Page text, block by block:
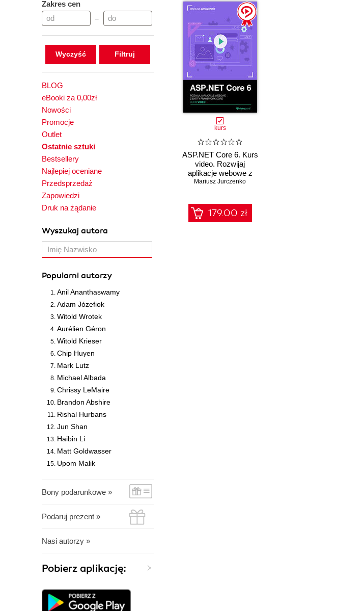
Zakres cen
–
Wyczyść
BLOG
eBooki za 0,00zł
Nowości
Promocje
Outlet
Ostatnie sztuki
Bestsellery
Najlepiej oceniane
Przedsprzedaż
Zapowiedzi
Druk na żądanie
Wyszukaj autora
Popularni autorzy
Anil Ananthaswamy
Adam Józefiok
Witold Wrotek
Aurélien Géron
Witold Krieser
Chip Huyen
Mark Lutz
Michael Albada
Chrissy LeMaire
Brandon Abshire
Rishal Hurbans
Jun Shan
Haibin Li
Matt Goldwasser
Upom Malik
Bony podarunkowe »
Podaruj prezent »
Nasi autorzy »
Pobierz aplikację:
kurs
ASP.NET Core 6. Kurs
video. Rozwijaj
aplikacje webowe z
Entity Framework Core
Mariusz Jurczenko
179.00 zł